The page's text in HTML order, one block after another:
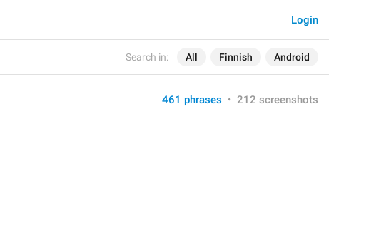
Search in: All Finnish Android
Login
461 phrases • 212 screenshots